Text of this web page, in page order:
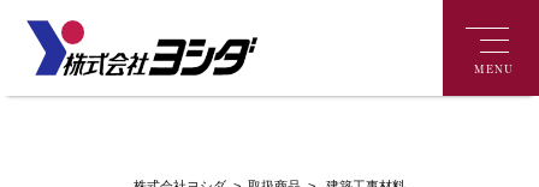
MENU